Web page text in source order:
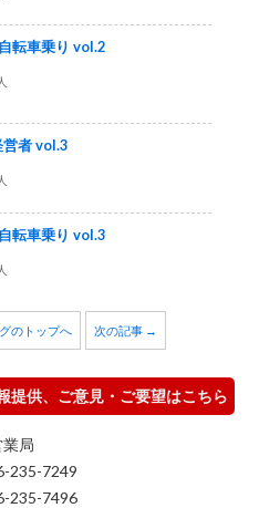
転車乗り vol.2
者 vol.3
転車乗り vol.3
のトップへ 次の記事 →
提供、ご意見・ご要望はこちら
局
235-7249
235-7496